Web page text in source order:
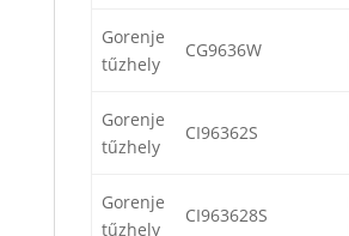
Gorenje
tűzhely
CG9636W
Gorenje
tűzhely
CI96362S
Gorenje
tűzhely
CI963628S